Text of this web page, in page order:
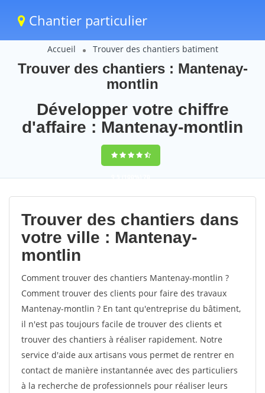
Chantier particulier
Accueil Trouver des chantiers batiment
Trouver des chantiers : Mantenay-
montlin
Développer votre chiffre
d'affaire : Mantenay-montlin
9,5(100%)70
votes
Trouver des chantiers dans
votre ville : Mantenay-
montlin
Comment trouver des chantiers Mantenay-montlin ?
Comment trouver des clients pour faire des travaux
Mantenay-montlin ? En tant qu'entreprise du bâtiment,
il n'est pas toujours facile de trouver des clients et
trouver des chantiers à réaliser rapidement. Notre
service d'aide aux artisans vous permet de rentrer en
contact de manière instantannée avec des particuliers
à la recherche de professionnels pour réaliser leurs